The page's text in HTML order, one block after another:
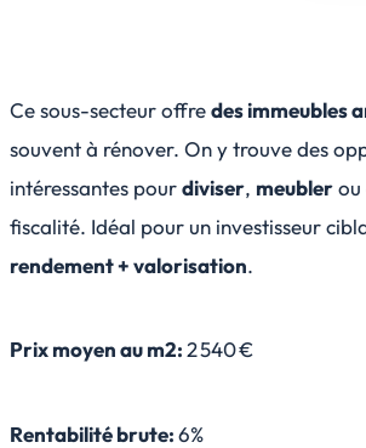
Ce sous-secteur offredes immeubles
souvent à rénover. On y trouve des
intéressantes pourdiviser, meublerou
fiscalité. Idéal pour un investisseur
rendement + valorisation.
Prix moyen au m2:2 540 €
Rentabilité brute:6%